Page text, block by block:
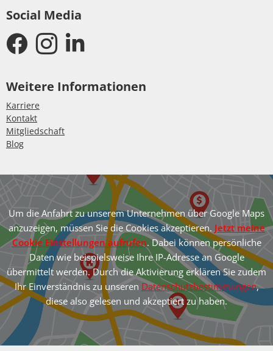
Social Media
Weitere Informationen
Karriere
Kontakt
Mitgliedschaft
Blog
Um die Anfahrt zu unserem Unternehmen über Google Maps
anzuzeigen, müssen Sie die Cookies akzeptieren. Jetzt meine
Cookie Einstellungen aufrufen. Dabei können persönliche
Daten wie beispielsweise Ihre IP-Adresse an Google
übermittelt werden. Durch die Aktivierung erklären Sie zudem
Ihr Einverständnis zu unseren Datenschutzbestimmungen,
diese also gelesen und akzeptiert zu haben.